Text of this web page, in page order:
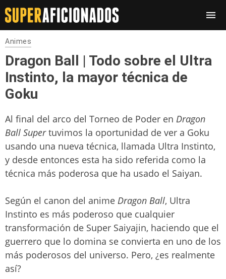
Animes
Dragon Ball | Todo sobre el Ultra
Instinto, la mayor técnica de
Goku
Al final del arco del Torneo de Poder en Dragon
Ball Supertuvimos la oportunidad de ver a Goku
usando una nueva técnica, llamada Ultra Instinto,
y desde entonces esta ha sido referida como la
técnica más poderosa que ha usado el Saiyan.
Según el canon del anime Dragon Ball, Ultra
Instinto es más poderoso que cualquier
transformación de Super Saiyajin, haciendo que el
guerrero que lo domina se convierta en uno de los
más poderosos del universo. Pero, ¿es realmente
así?